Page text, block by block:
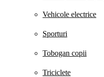
Vehicole electrice
Sporturi
Tobogan copii
Triciclete